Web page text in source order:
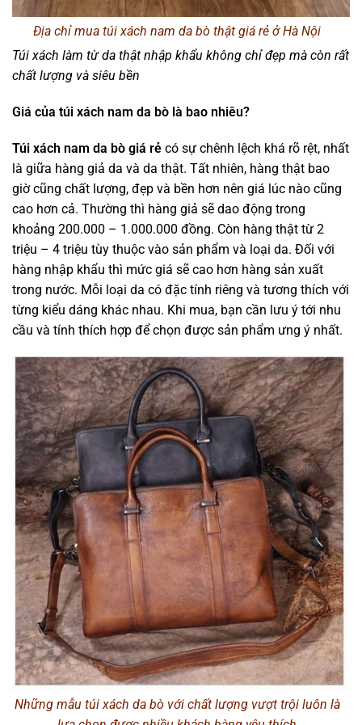
Địa chỉ mua túi xách nam da bò thật giá rẻ ở Hà Nội
Túi xách làm từ da thật nhập khẩu không chỉ đẹp mà còn rất
chất lượng và siêu bền
Giá của túi xách nam da bò là bao nhiêu?
Túi xách nam da bò giá rẻ có sự chênh lệch khá rõ rệt, nhất
là giữa hàng giả da và da thật. Tất nhiên, hàng thật bao
giờ cũng chất lượng, đẹp và bền hơn nên giá lúc nào cũng
cao hơn cả. Thường thì hàng giả sẽ dao động trong
khoảng 200.000 – 1.000.000 đồng. Còn hàng thật từ 2
triệu – 4 triệu tùy thuộc vào sản phẩm và loại da. Đối với
hàng nhập khẩu thì mức giá sẽ cao hơn hàng sản xuất
trong nước. Mỗi loại da có đặc tính riêng và tương thích với
từng kiểu dáng khác nhau. Khi mua, bạn cần lưu ý tới nhu
cầu và tính thích hợp để chọn được sản phẩm ưng ý nhất.
Những mẫu túi xách da bò với chất lượng vượt trội luôn là